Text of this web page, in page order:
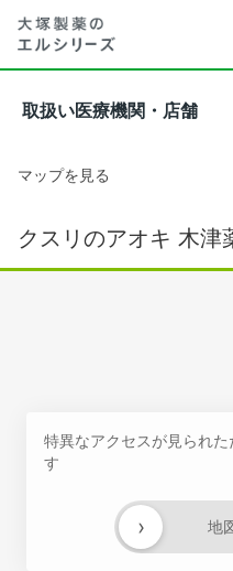
取扱い医療機関・店舗
マップを見る
クスリのアオキ 木津
特異なアクセスが見られ
す
地
›